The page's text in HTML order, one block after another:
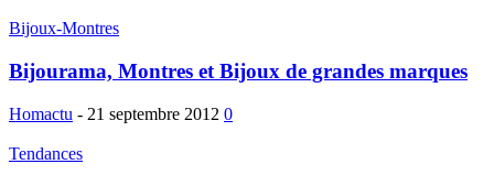
Bijoux-Montres
Bijourama, Montres et Bijoux de grandes marques
Homactu - 21 septembre 2012 0
Tendances